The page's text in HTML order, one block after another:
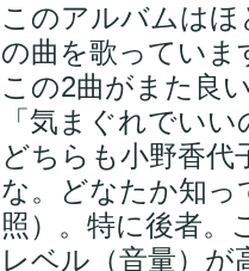
このアルバムは
の曲を歌っていま
この2曲がまた良
「気まぐれでい
どちらも小野香代
な。どなたか知
照）。特に後者。
レベル（音量）